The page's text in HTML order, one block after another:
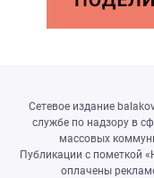
Сетевое издание
службе по надзору в
массовых
Публикации с пометкой
оплачены